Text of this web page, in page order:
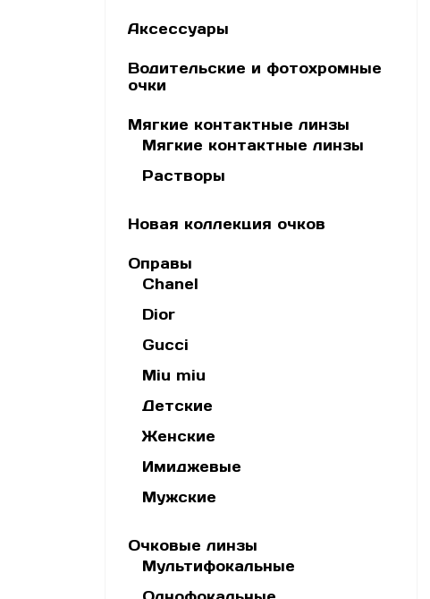
Аксессуары
Водительские и фотохромные
очки
Мягкие контактные линзы
Мягкие контактные линзы
Растворы
Новая коллекция очков
Оправы
Chanel
Dior
Gucci
Miu miu
Детские
Женские
Имиджевые
Мужские
Очковые линзы
Мультифокальные